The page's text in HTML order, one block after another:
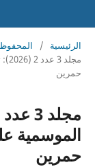
الرئيسية /
حمرين
الموسمية
حمرين